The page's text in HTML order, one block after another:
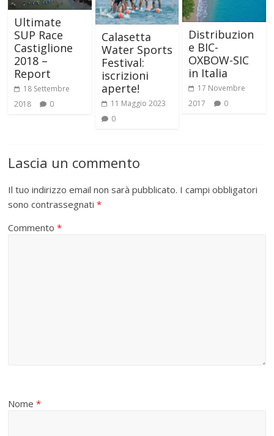
Ultimate
SUP Race
Castiglione
2018 –
Report
18 Settembre
2018
0
Calasetta
Water Sports
Festival:
iscrizioni
aperte!
11 Maggio 2023
0
Distribuzion
e BIC-
OXBOW-SIC
in Italia
17 Novembre
2017
0
Lascia un commento
Il tuo indirizzo email non sarà pubblicato. I campi obbligatori
sono contrassegnati*
Commento*
Nome*